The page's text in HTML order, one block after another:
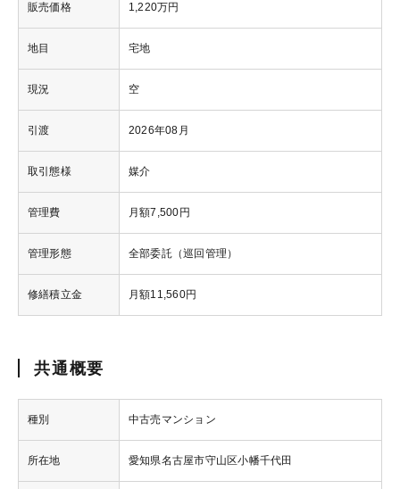
販売価格 1,220万円
地目 宅地
現況 空
引渡 2026年08月
取引態様 媒介
管理費 月額7,500円
管理形態 全部委託（巡回管理）
修繕積立金 月額11,560円
共通概要
種別 中古売マンション
所在地 愛知県名古屋市守山区小幡千代田